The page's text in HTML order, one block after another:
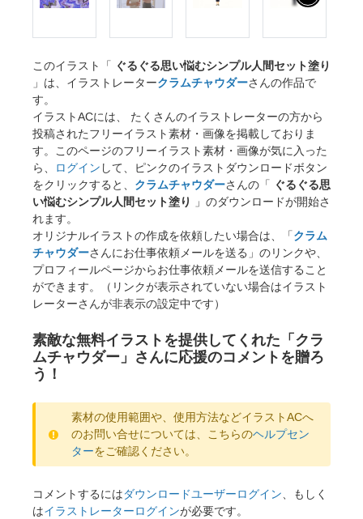
このイラスト「 ぐるぐる思い悩むシンプル人間セット塗り
」は、イラストレータークラムチャウダーさんの作品で
す。
イラストACには、 たくさんのイラストレーターの方から
投稿されたフリーイラスト素材・画像を掲載しておりま
す。このページのフリーイラスト素材・画像が気に入った
ら、
ログイン して、ピンクのイラストダウンロードボタン
をクリックすると、 クラムチャウダーさんの「 ぐるぐる思
い悩むシンプル人間セット塗り
」のダウンロードが開始さ
れます。
オリジナルイラストの作成を依頼したい場合は、「クラム
チャウダーさんにお仕事依頼メールを送る」のリンクや、
プロフィールページからお仕事依頼メールを送信すること
ができます。（リンクが表示されていない場合はイラスト
レーターさんが非表示の設定中です）
素敵な無料イラストを提供してくれた「クラ
ムチャウダー」さんに応援のコメントを贈ろ
う！
素材の使用範囲や、使用方法などイラストACへ
のお問い合せについては、こちらのヘルプセン
ターをご確認ください。
コメントするにはダウンロードユーザーログイン、もしく
はイラストレーターログインが必要です。